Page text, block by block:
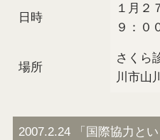
日時
１月２
９：０
場所
さくら
川市山
2007.2.24 「国際協力と